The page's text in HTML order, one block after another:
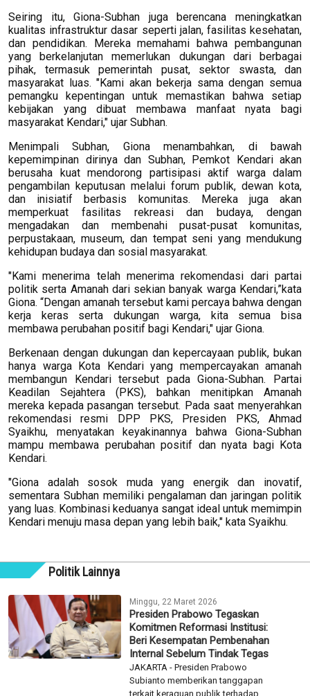
Seiring itu, Giona-Subhan juga berencana meningkatkan
kualitas infrastruktur dasar seperti jalan, fasilitas kesehatan,
dan pendidikan. Mereka memahami bahwa pembangunan
yang berkelanjutan memerlukan dukungan dari berbagai
pihak, termasuk pemerintah pusat, sektor swasta, dan
masyarakat luas. "Kami akan bekerja sama dengan semua
pemangku kepentingan untuk memastikan bahwa setiap
kebijakan yang dibuat membawa manfaat nyata bagi
masyarakat Kendari," ujar Subhan.
Menimpali Subhan, Giona menambahkan, di bawah
kepemimpinan dirinya dan Subhan, Pemkot Kendari akan
berusaha kuat mendorong partisipasi aktif warga dalam
pengambilan keputusan melalui forum publik, dewan kota,
dan inisiatif berbasis komunitas. Mereka juga akan
memperkuat fasilitas rekreasi dan budaya, dengan
mengadakan dan membenahi pusat-pusat komunitas,
perpustakaan, museum, dan tempat seni yang mendukung
kehidupan budaya dan sosial masyarakat.
"Kami menerima telah menerima rekomendasi dari partai
politik serta Amanah dari sekian banyak warga Kendari,”kata
Giona. “Dengan amanah tersebut kami percaya bahwa dengan
kerja keras serta dukungan warga, kita semua bisa
membawa perubahan positif bagi Kendari," ujar Giona.
Berkenaan dengan dukungan dan kepercayaan publik, bukan
hanya warga Kota Kendari yang mempercayakan amanah
membangun Kendari tersebut pada Giona-Subhan. Partai
Keadilan Sejahtera (PKS), bahkan menitipkan Amanah
mereka kepada pasangan tersebut. Pada saat menyerahkan
rekomendasi resmi DPP PKS, Presiden PKS, Ahmad
Syaikhu, menyatakan keyakinannya bahwa Giona-Subhan
mampu membawa perubahan positif dan nyata bagi Kota
Kendari.
"Giona adalah sosok muda yang energik dan inovatif,
sementara Subhan memiliki pengalaman dan jaringan politik
yang luas. Kombinasi keduanya sangat ideal untuk memimpin
Kendari menuju masa depan yang lebih baik," kata Syaikhu.
Politik Lainnya
Minggu, 22 Maret 2026
Presiden Prabowo Tegaskan
Komitmen Reformasi Institusi:
Beri Kesempatan Pembenahan
Internal Sebelum Tindak Tegas
JAKARTA - Presiden Prabowo
Subianto memberikan tanggapan
terkait keraguan publik terhadap...